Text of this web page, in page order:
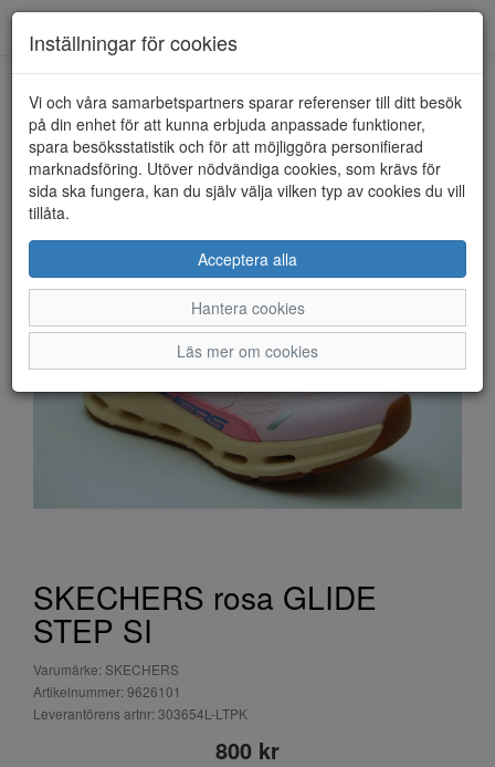
HEM SKECHERS
SKECHERS rosa GLIDE
STEP SI
Varumärke: SKECHERS
Artikelnummer: 9626101
Leverantörens artnr: 303654L-LTPK
800 kr
Inställningar för cookies
Vi och våra samarbetspartners sparar referenser till ditt besök
på din enhet för att kunna erbjuda anpassade funktioner,
spara besöksstatistik och för att möjliggöra personifierad
marknadsföring. Utöver nödvändiga cookies, som krävs för
sida ska fungera, kan du själv välja vilken typ av cookies du vill
tillåta.
Acceptera alla
Hantera cookies
Läs mer om cookies